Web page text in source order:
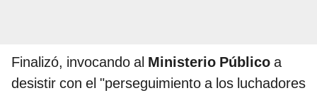
Finalizó, invocando al Ministerio Público a
desistir con el "perseguimiento a los luchadores